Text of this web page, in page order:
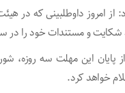
از امروز داوطلبینی که در
و مستندات خود را در
خواهد کرد.